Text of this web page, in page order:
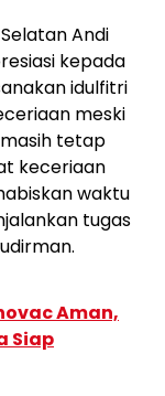
Andi
kepada
idulfitri
meski
tetap
keceriaan
waktu
tugas
Aman,
Siap